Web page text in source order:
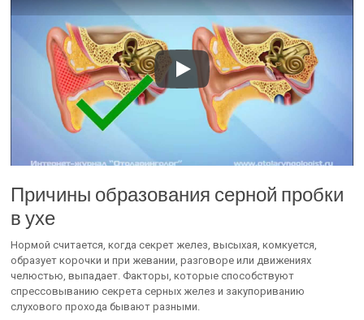
Причины образования серной пробки
в ухе
Нормой считается, когда секрет желез, высыхая, комкуется,
образует корочки и при жевании, разговоре или движениях
челюстью, выпадает. Факторы, которые способствуют
спрессовыванию секрета серных желез и закупориванию
слухового прохода бывают разными.